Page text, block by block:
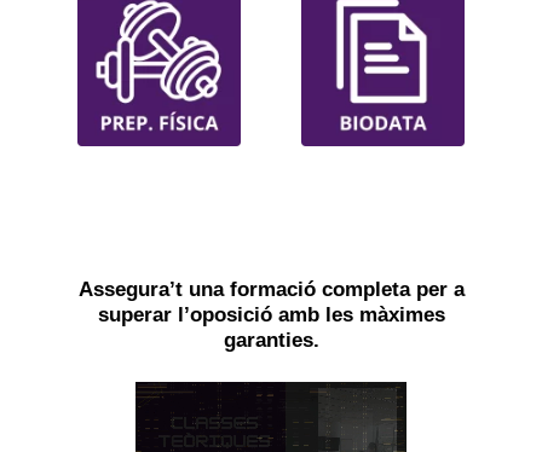
Assegura’t una formació completa per a
superar l’oposició amb les màximes
garanties.